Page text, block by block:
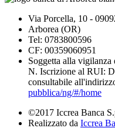
Via Porcella, 10 -
Arborea (OR)
Tel: 0783800596
CF: 00359060951
Soggetta alla
N. Iscrizione al RUI:
consultabile
pubblica/ng/#/home
©2017 Iccrea Banca
Realizzato da Iccrea